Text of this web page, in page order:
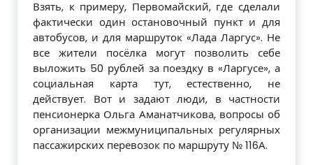
Взять, к примеру, Первомайский, где сделали
фактически один остановочный пункт и для
автобусов, и для маршруток «Лада Ларгус». Не
все жители посёлка мо­гут позволить себе
выложить 50 рублей за поездку в «Ларгусе», а
социальная карта тут, естественно, не
действует. Вот и зада­ют люди, в частности
пенсионерка Ольга Аманатчикова, вопросы об
организации межмуниципальных регулярных
пасса­жирских перевозок по маршруту № 116А.